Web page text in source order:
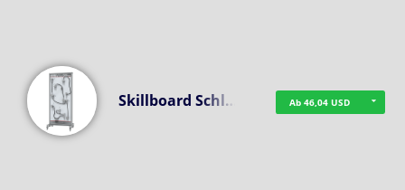
Skillboard Schl… Ab 46,04 USD